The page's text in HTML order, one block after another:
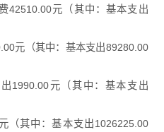
42510.00元（其中：基本支出
元（其中：基本支出89280.00
1990.00元（其中：基本支出
（其中：基本支出1026225.00